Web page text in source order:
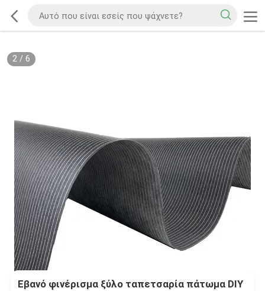
2/ 6
Εβανό φινέρισμα ξύλο ταπετσαρία πάτωμα DIY